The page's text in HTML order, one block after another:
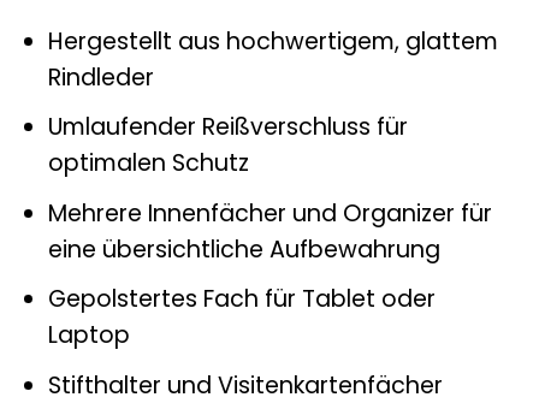
Hergestellt aus hochwertigem, glattem
Rindleder
Umlaufender Reißverschluss für
optimalen Schutz
Mehrere Innenfächer und Organizer für
eine übersichtliche Aufbewahrung
Gepolstertes Fach für Tablet oder
Laptop
Stifthalter und Visitenkartenfächer